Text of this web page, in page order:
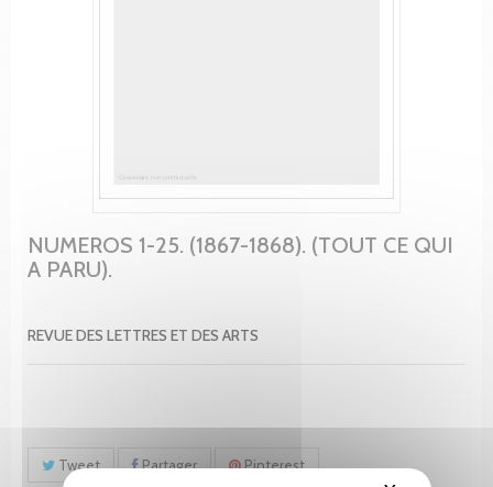
NUMEROS 1-25. (1867-1868). (TOUT CE QUI
A PARU).
REVUE DES LETTRES ET DES ARTS
Tweet Partager Pinterest